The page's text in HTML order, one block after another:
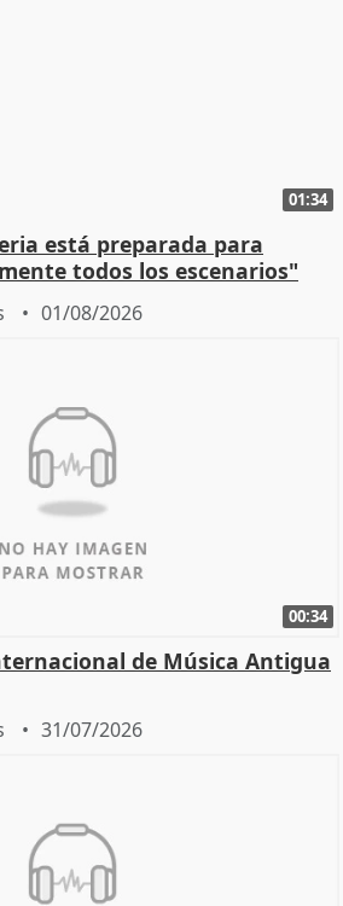
01:34
está preparada para
todos los escenarios"
01/08/2026
00:34
de Música Antigua
31/07/2026